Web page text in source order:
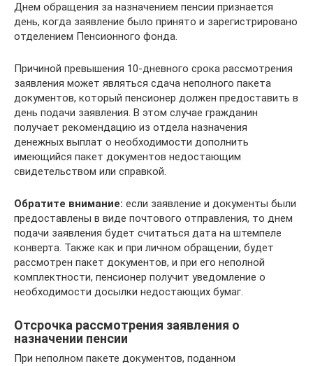
Днем обращения за назначением пенсии признается
день, когда заявление было принято и зарегистрировано
отделением Пенсионного фонда.
Причиной превышения 10-дневного срока рассмотрения
заявления может являться сдача неполного пакета
документов, который пенсионер должен предоставить в
день подачи заявления. В этом случае гражданин
получает рекомендацию из отдела назначения
денежных выплат о необходимости дополнить
имеющийся пакет документов недостающим
свидетельством или справкой.
Обратите внимание: если заявление и документы были
предоставлены в виде почтового отправления, то днем
подачи заявления будет считаться дата на штемпеле
конверта. Также как и при личном обращении, будет
рассмотрен пакет документов, и при его неполной
комплектности, пенсионер получит уведомление о
необходимости досылки недостающих бумаг.
Отсрочка рассмотрения заявления о
назначении пенсии
При неполном пакете документов, поданном